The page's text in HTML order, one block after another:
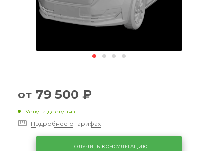
от 79 500 ₽
Услуга доступна
Подробнее о тарифах
ПОЛУЧИТЬ КОНСУЛЬТАЦИЮ